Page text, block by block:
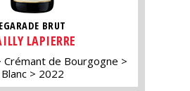
EGARADE BRUT
LAPIERRE
Crémant de Bourgogne
Blanc
2022